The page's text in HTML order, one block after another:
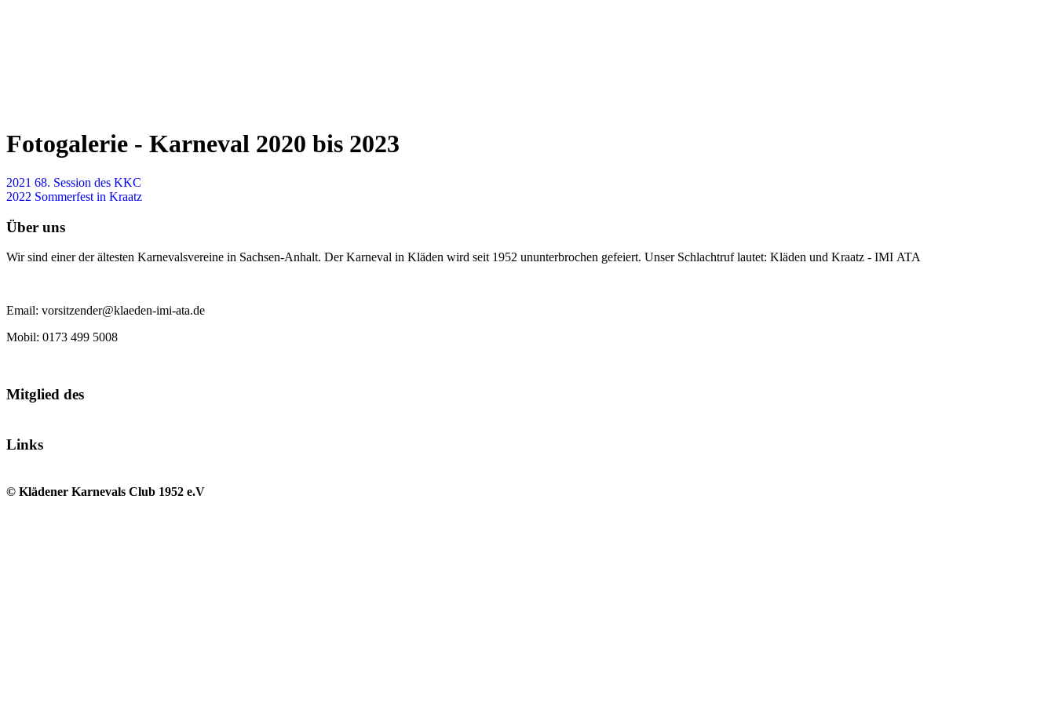
Fotogalerie - Karneval 2020 bis 2023
2021 68. Session des KKC
2022 Sommerfest in Kraatz
Über uns
Wir sind einer der ältesten Karnevalsvereine in Sachsen-Anhalt. Der Karneval in Kläden wird seit 1952 ununterbrochen gefeiert. Unser Schlachtruf lautet: Kläden und Kraatz - IMI ATA
Email: vorsitzender@klaeden-imi-ata.de
Mobil: 0173 499 5008
Mitglied des
Links
© Klädener Karnevals Club 1952 e.V